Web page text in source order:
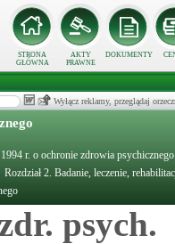
STRONA
GŁÓWNA
AKTY
PRAWNE
DOKUMENTY
Wyłącz reklamy, przeglądaj
r. o ochronie zdrowia psychicznego
Rozdział 2. Badanie, leczenie,
psych.